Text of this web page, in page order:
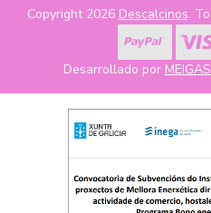
Copyright 2026 Descalcinos.
Desarrollado por